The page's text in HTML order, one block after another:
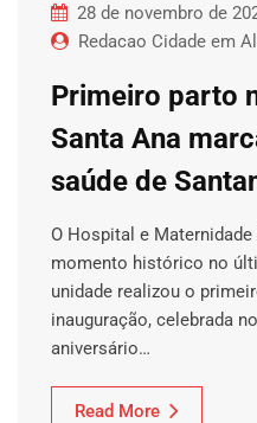
28 de novembro de
Redacao Cidade em
Primeiro parto
Santa Ana
saúde de
O Hospital e
momento histórico no
unidade realizou o
inauguração, celebrada
aniversário…
Read More